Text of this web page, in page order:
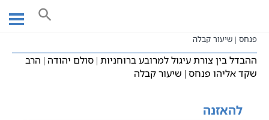
content
פנחס | שיעור קבלה
ההבדל בין צורת עיגול למרובע ברוחניות | סולם יהודה | הרב
שקד אליהו פנחס | שיעור קבלה
להאזנה